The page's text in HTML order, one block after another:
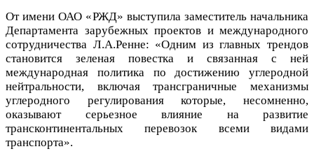
От имени ОАО «РЖД» выступила заместитель начальника
Департамента зарубежных проектов и международного
сотрудничества Л.А.Ренне: «Одним из главных трендов
становится зеленая повестка и связанная с ней
международная политика по достижению углеродной
нейтральности, включая трансграничные механизмы
углеродного регулирования которые, несомненно,
оказывают серьезное влияние на развитие
трансконтинентальных перевозок всеми видами
транспорта».